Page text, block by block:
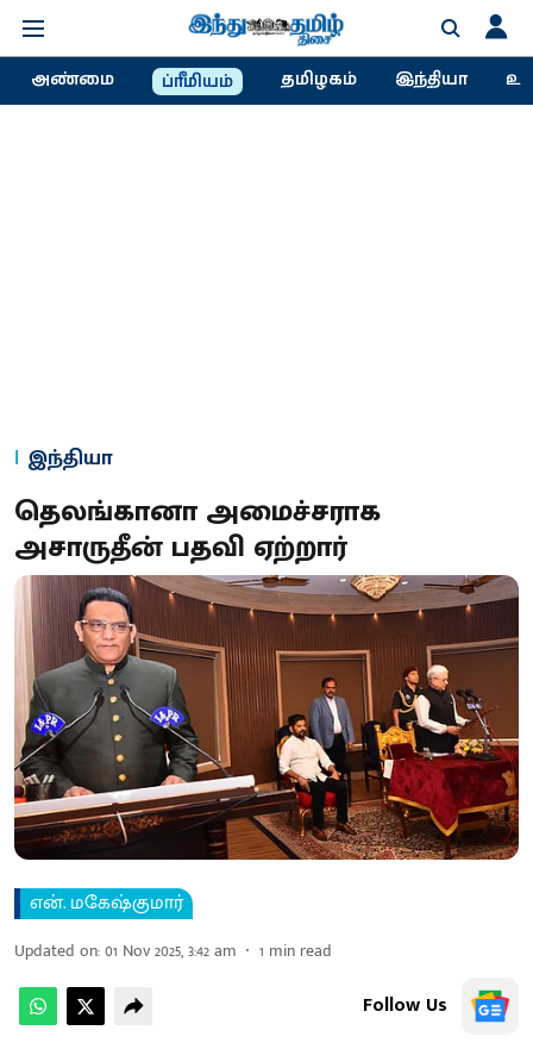
அண்மை ப்ரீமியம் தமிழகம் இந்தியா
இந்தியா
தெலங்கானா அமைச்சராக
அசாருதீன் பதவி ஏற்றார்
என். மகேஷ்குமார்
Updated on:01 Nov 2025, 3:42 am 1 min read
Follow Us